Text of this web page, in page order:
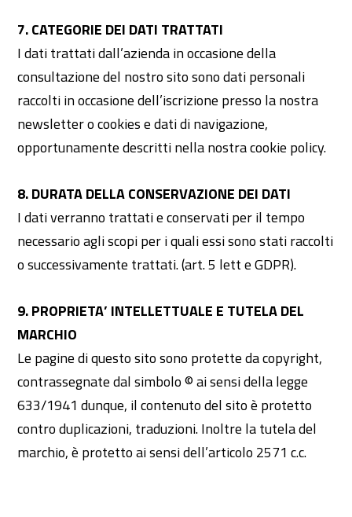
7. CATEGORIE DEI DATI TRATTATI
I dati trattati dall’azienda in occasione della
consultazione del nostro sito sono dati personali
raccolti in occasione dell’iscrizione presso la nostra
newsletter o cookies e dati di navigazione,
opportunamente descritti nella nostra cookie policy.
8. DURATA DELLA CONSERVAZIONE DEI DATI
I dati verranno trattati e conservati per il tempo
necessario agli scopi per i quali essi sono stati raccolti
o successivamente trattati. (art. 5 lett e GDPR).
9. PROPRIETA’ INTELLETTUALE E TUTELA DEL
MARCHIO
Le pagine di questo sito sono protette da copyright,
contrassegnate dal simbolo © ai sensi della legge
633/1941 dunque, il contenuto del sito è protetto
contro duplicazioni, traduzioni. Inoltre la tutela del
marchio, è protetto ai sensi dell’articolo 2571 c.c.